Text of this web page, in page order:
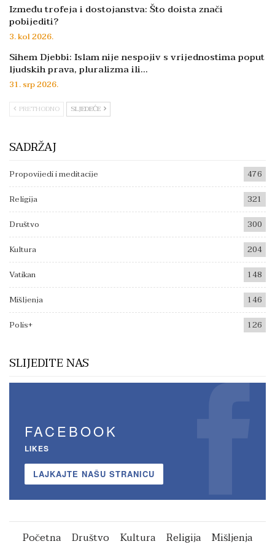
Između trofeja i dostojanstva: Što doista znači
pobijediti?
3. kol 2026.
Sihem Djebbi: Islam nije nespojiv s vrijednostima poput
ljudskih prava, pluralizma ili…
31. srp 2026.
PRETHODNO SLJEDEĆE
SADRŽAJ
Propovijedi i meditacije
476
Religija
321
Društvo
300
Kultura
204
Vatikan
148
Mišljenja
146
Polis+
126
SLIJEDITE NAS
FACEBOOK
LIKES
LAJKAJTE NAŠU STRANICU
Početna Društvo Kultura Religija Mišljenja